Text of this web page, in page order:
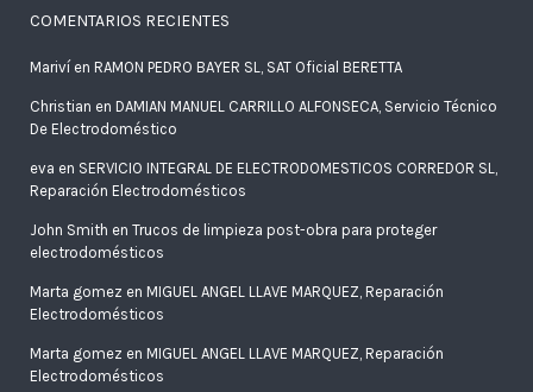
COMENTARIOS RECIENTES
Marivíen RAMON PEDRO BAYER SL, SAT Oficial BERETTA
Christian en DAMIAN MANUEL CARRILLO ALFONSECA, Servicio Técnico
De Electrodoméstico
eva en SERVICIO INTEGRAL DE ELECTRODOMESTICOS CORREDOR SL,
Reparación Electrodomésticos
John Smith en Trucos de limpieza post-obra para proteger
electrodomésticos
Marta gomez en MIGUEL ANGEL LLAVE MARQUEZ, Reparación
Electrodomésticos
Marta gomez en MIGUEL ANGEL LLAVE MARQUEZ, Reparación
Electrodomésticos